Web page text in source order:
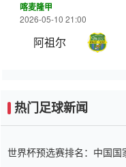
喀麦隆甲
2026-05-10 21:00
阿祖尔
热门足球新闻
世界杯预选赛排名：中国国